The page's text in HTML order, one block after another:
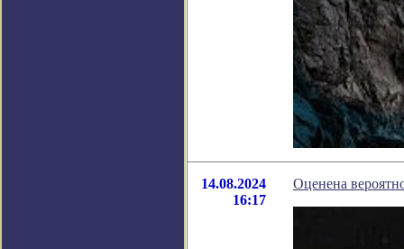
14.08.2024
16:17
Оценена